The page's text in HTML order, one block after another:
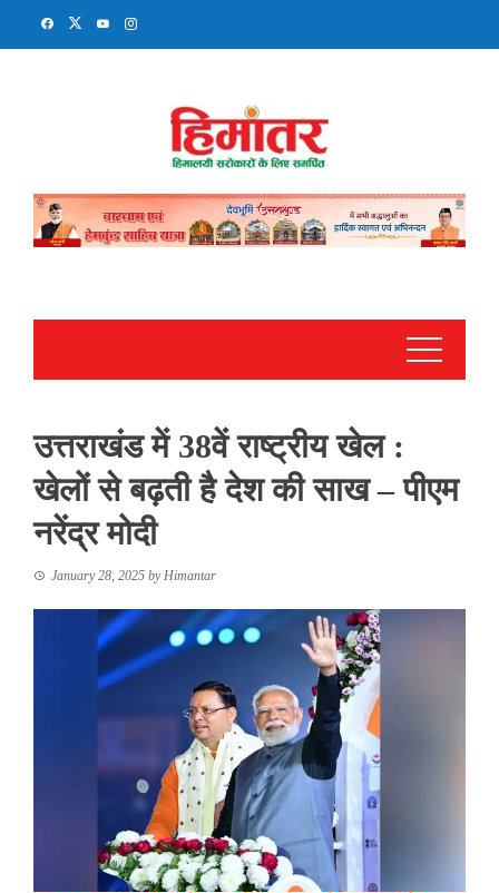
उत्तराखंड में 38वें राष्ट्रीय खेल :
खेलों से बढ़ती है देश की साख – पीएम
नरेंद्र मोदी
January 28, 2025 byHimantar